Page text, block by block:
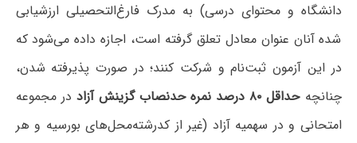
دانشگاه و محتوای درسی) به مدرک فارغ‌التحصیلی ارزشیابی
شده آنان عنوان معادل تعلق گرفته است، اجازه داده می‌شود که
در این آزمون ثبت‌نام و شرکت کنند؛ در صورت پذیرفته شدن،
چنانچهحداقل ۸۰ درصد نمره حدنصاب گزینش آزاد
در مجموعه
امتحانی و در سهمیه آزاد (غیر از کدرشته‌محل‌های بورسیه و هر